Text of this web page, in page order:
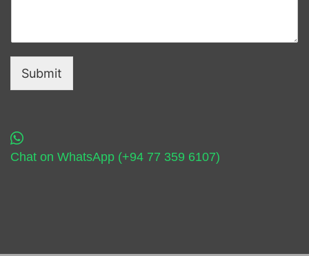
Submit
Chat on WhatsApp (+94 77 359 6107)